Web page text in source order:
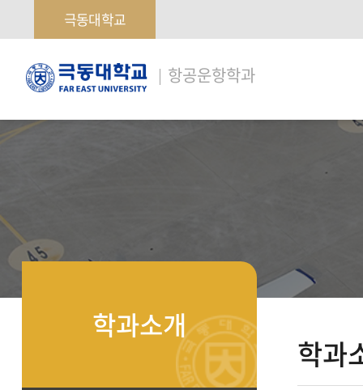
극동대학교
극
동
항공운항학과
학과소개
학과